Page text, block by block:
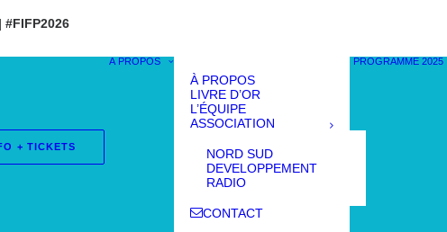
#FIFP2026
+ TICKETS
À PROPOS
À PROPOS
LIVRE D’OR
L’ÉQUIPE
ASSOCIATION
NORD SUD
DEVELOPPEMENT
RADIO
CONTACT
PROGRAMME 2025